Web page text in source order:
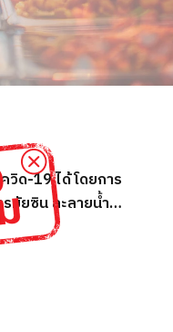
วิด-19 ได้ โดยการ
มัยซิน ละลายน้ำ